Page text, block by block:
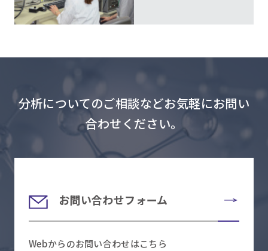
分析についてのご相談などお気軽にお問い
合わせください。
お問い合わせフォーム
Webからのお問い合わせはこちら